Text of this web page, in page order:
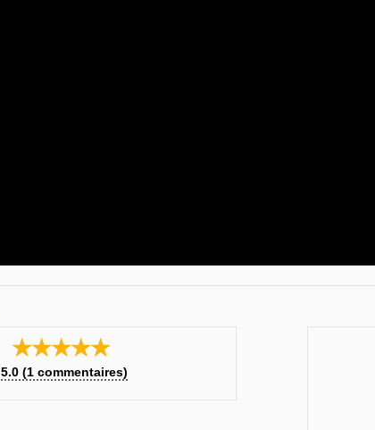
★★★★★
5.0(1commentaires)